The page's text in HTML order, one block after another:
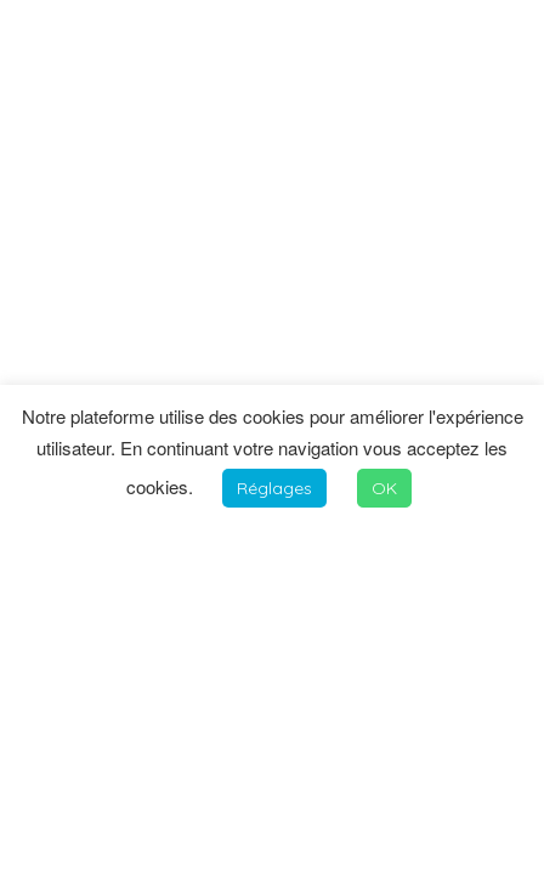
Notre plateforme utilise des cookies pour améliorer l'expérience
utilisateur. En continuant votre navigation vous acceptez les
cookies.
Réglages OK